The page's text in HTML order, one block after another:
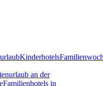
Kinderhotels
an der
Familienhotels in